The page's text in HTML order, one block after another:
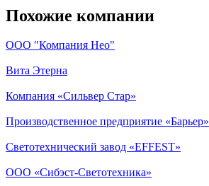
Похожие компании
ООО "Компания Нео"
Вита Этерна
Компания «Сильвер Стар»
Производственное предприятие «Барьер»
Светотехнический завод «EFFEST»
ООО «Сибэст-Светотехника»